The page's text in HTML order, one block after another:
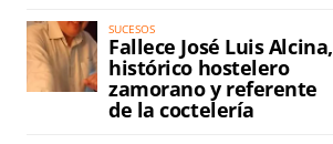
SUCESOS
Fallece José Luis Alcina,
histórico hostelero
zamorano y referente
de la coctelería